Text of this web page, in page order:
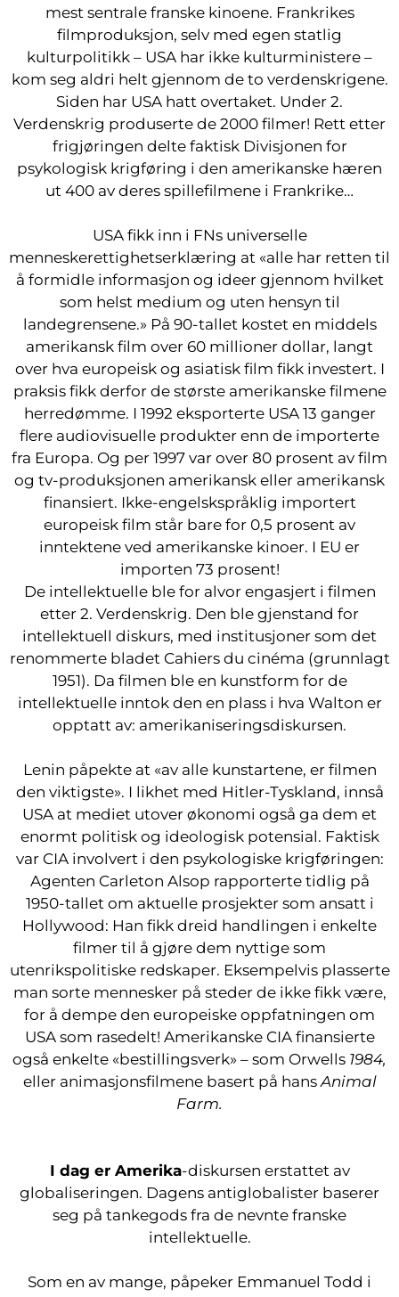
mest sentrale franske kinoene. Frankrikes
filmproduksjon, selv med egen statlig
kulturpolitikk – USA har ikke kulturministere –
kom seg aldri helt gjennom de to verdenskrigene.
Siden har USA hatt overtaket. Under 2.
Verdenskrig produserte de 2000 filmer! Rett etter
frigjøringen delte faktisk Divisjonen for
psykologisk krigføring i den amerikanske hæren
ut 400 av deres spillefilmene i Frankrike…
USA fikk inn i FNs universelle
menneskerettighetserklæring at «alle har retten til
å formidle informasjon og ideer gjennom hvilket
som helst medium og uten hensyn til
landegrensene.» På 90-tallet kostet en middels
amerikansk film over 60 millioner dollar, langt
over hva europeisk og asiatisk film fikk investert. I
praksis fikk derfor de største amerikanske filmene
herredømme. I 1992 eksporterte USA 13 ganger
flere audiovisuelle produkter enn de importerte
fra Europa. Og per 1997 var over 80 prosent av film
og tv-produksjonen amerikansk eller amerikansk
finansiert. Ikke-engelskspråklig importert
europeisk film står bare for 0,5 prosent av
inntektene ved amerikanske kinoer. I EU er
importen 73 prosent!
De intellektuelle ble for alvor engasjert i filmen
etter 2. Verdenskrig. Den ble gjenstand for
intellektuell diskurs, med institusjoner som det
renommerte bladet Cahiers du cinéma (grunnlagt
1951). Da filmen ble en kunstform for de
intellektuelle inntok den en plass i hva Walton er
opptatt av: amerikaniseringsdiskursen.
Lenin påpekte at «av alle kunstartene, er filmen
den viktigste». I likhet med Hitler-Tyskland, innså
USA at mediet utover økonomi også ga dem et
enormt politisk og ideologisk potensial. Faktisk
var CIA involvert i den psykologiske krigføringen:
Agenten Carleton Alsop rapporterte tidlig på
1950-tallet om aktuelle prosjekter som ansatt i
Hollywood: Han fikk dreid handlingen i enkelte
filmer til å gjøre dem nyttige som
utenrikspolitiske redskaper. Eksempelvis plasserte
man sorte mennesker på steder de ikke fikk være,
for å dempe den europeiske oppfatningen om
USA som rasedelt! Amerikanske CIA finansierte
også enkelte «bestillingsverk» – som Orwells 1984,
eller animasjonsfilmene basert på hansAnimal
Farm.
I dag er Amerika-diskursen erstattet av
globaliseringen. Dagens antiglobalister baserer
seg på tankegods fra de nevnte franske
intellektuelle.
Som en av mange, påpeker Emmanuel Todd i